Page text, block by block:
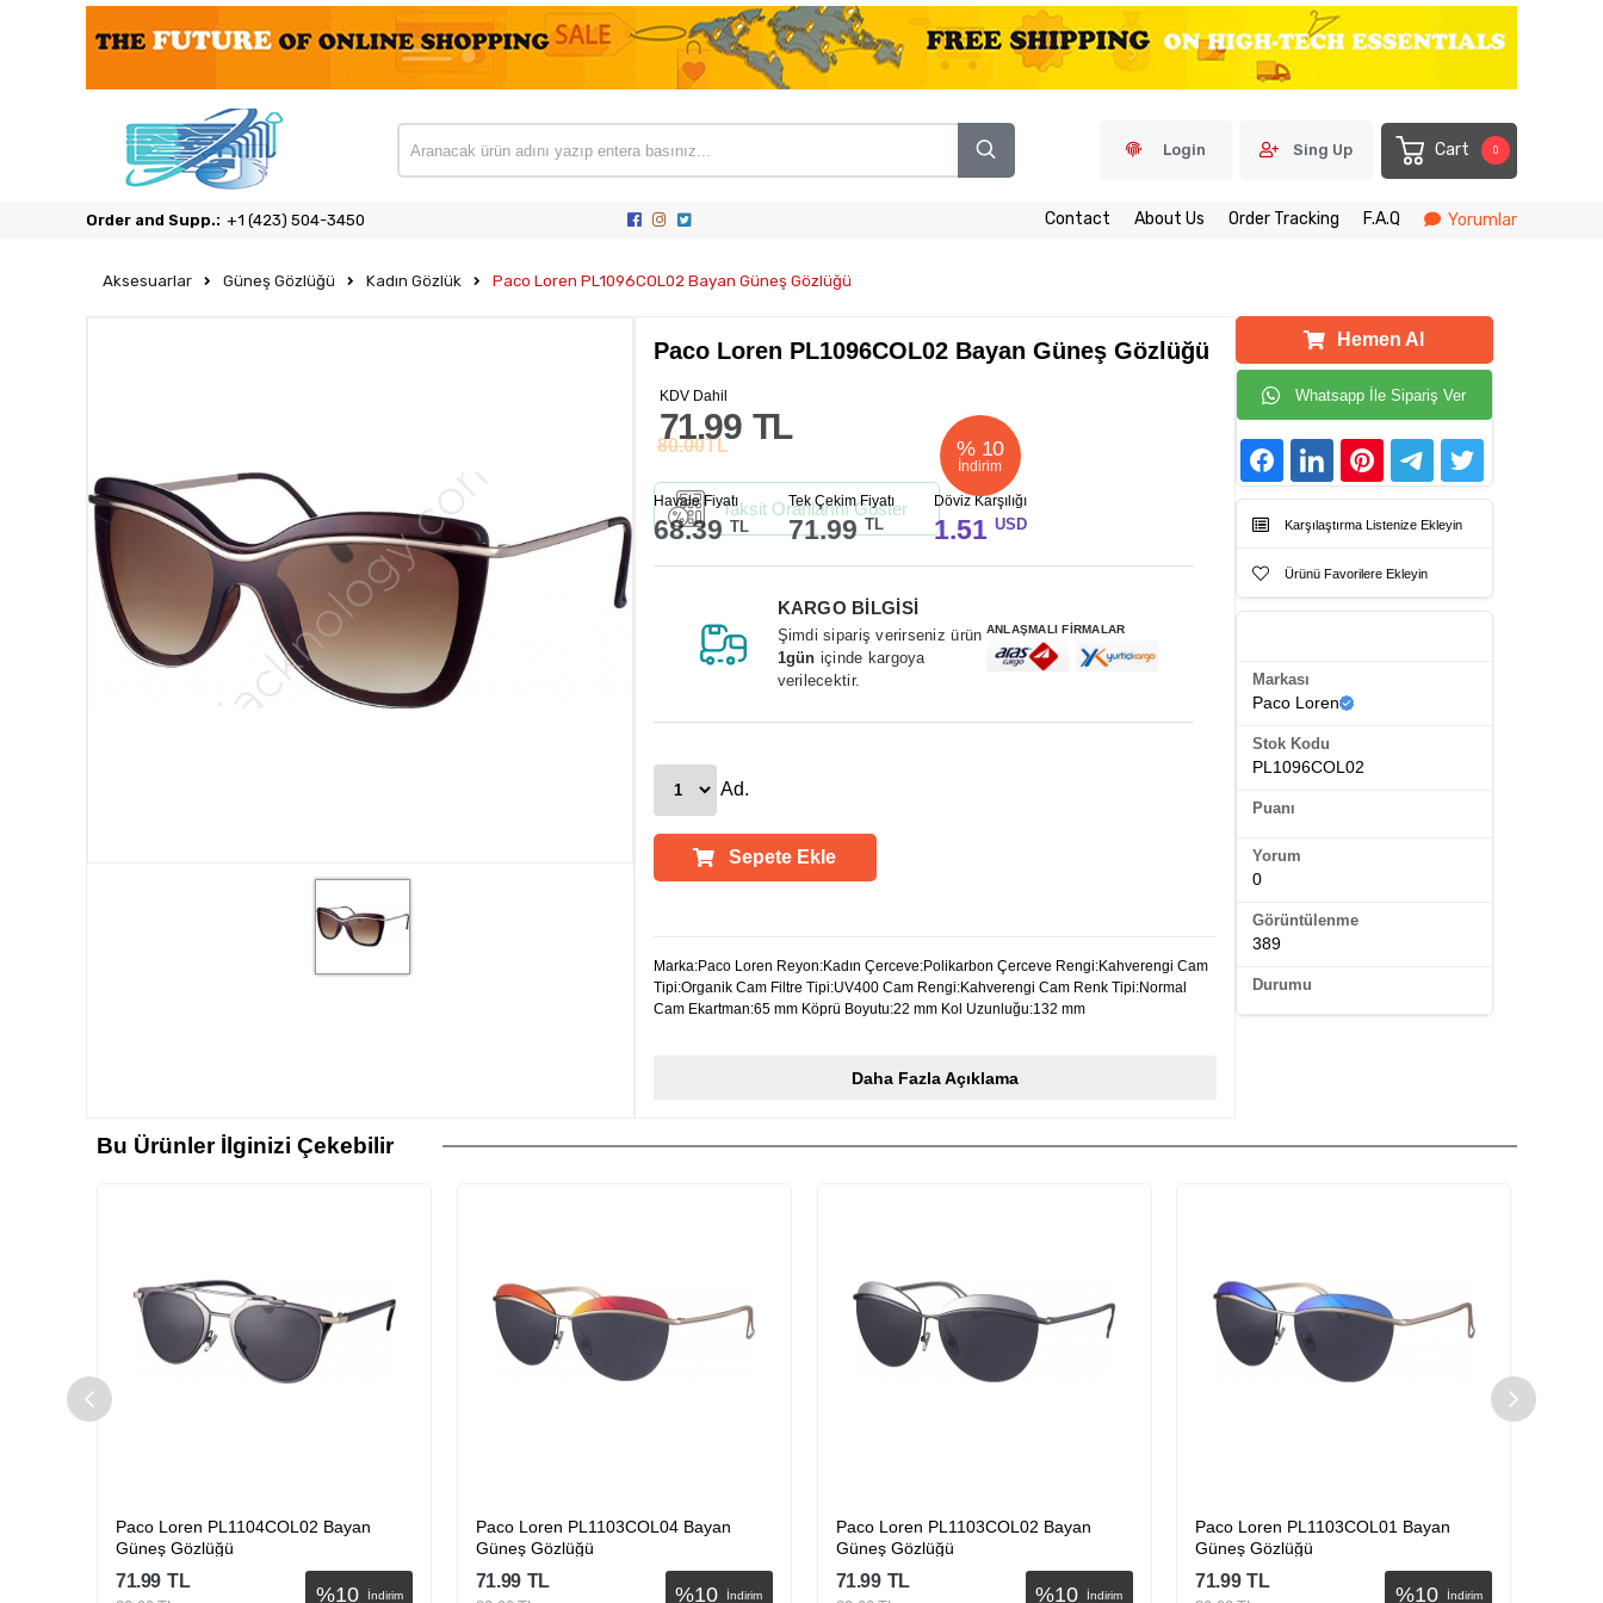
Login Sing Up Cart 0
Order and Supp.: ‎+1 (423) 504-3450 Contact About Us Order Tracking F.A.Q Yorumlar
Aksesuarlar Güneş Gözlüğü Kadın Gözlük Paco Loren PL1096COL02 Bayan Güneş Gözlüğü
Paco Loren PL1096COL02 Bayan Güneş Gözlüğü
% 10
İndirim
80.00TL
71.99 TL
KDV Dahil
Havale Fiyatı
68.39 TL
Tek Çekim Fiyatı
71.99 TL
Döviz Karşılığı
1.51 USD
Taksit Oranlarını Göster
KARGO BİLGİSİ
Şimdi sipariş verirseniz ürün
1gün içinde kargoya
verilecektir.
ANLAŞMALI FİRMALAR
Ad.
Sepete Ekle
Marka:Paco Loren Reyon:Kadın Çerceve:Polikarbon Çerceve Rengi:Kahverengi Cam
Tipi:Organik Cam Filtre Tipi:UV400 Cam Rengi:Kahverengi Cam Renk Tipi:Normal
Cam Ekartman:65 mm Köprü Boyutu:22 mm Kol Uzunluğu:132 mm
Daha Fazla Açıklama
Hemen Al
Whatsapp İle Sipariş Ver
Karşılaştırma Listenize Ekleyin
Ürünü Favorilere Ekleyin
Markası
Paco Loren
Stok Kodu
PL1096COL02
Puanı
Yorum
0
Görüntülenme
389
Durumu
Bu Ürünler İlginizi Çekebilir
Paco Loren PL1104COL02 Bayan
Güneş Gözlüğü
%10 İndirim
71.99 TL
Paco Loren PL1103COL04 Bayan
Güneş Gözlüğü
%10 İndirim
71.99 TL
Paco Loren PL1103COL02 Bayan
Güneş Gözlüğü
%10 İndirim
71.99 TL
Paco Loren PL1103COL01 Bayan
Güneş Gözlüğü
%10 İndirim
71.99 TL